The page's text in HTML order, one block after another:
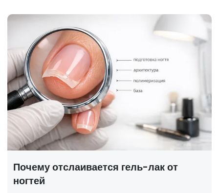
ГОСТ на маникюр Р 72319-2025 —
В 2025 году был утверждён новый национальный
стандарт ГОСТ Р 72319-2025 «Услуги бытовые.